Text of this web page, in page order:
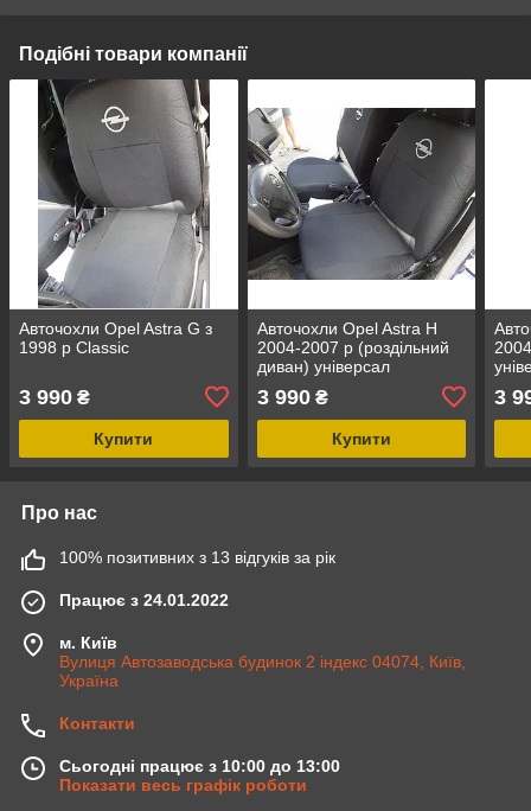
Подібні товари компанії
Авточохли Opel Astra G з
1998 р Classic
3 990 ₴
Купити
Авточохли Opel Astra H
2004-2007 р (роздільний
диван) універсал
3 990₴
Купити
3
Про нас
100% позитивних з 13 відгуків за рік
Працює з 24.01.2022
м. Київ
Вулиця Автозаводська будинок 2 індекс 04074, Київ,
Україна
Контакти
Сьогодні працює з 10:00 до 13:00
Показати весь графік роботи